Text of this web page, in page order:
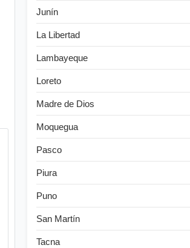
Junín
La Libertad
Lambayeque
Loreto
Madre de Dios
Moquegua
Pasco
Piura
Puno
San Martín
Tacna